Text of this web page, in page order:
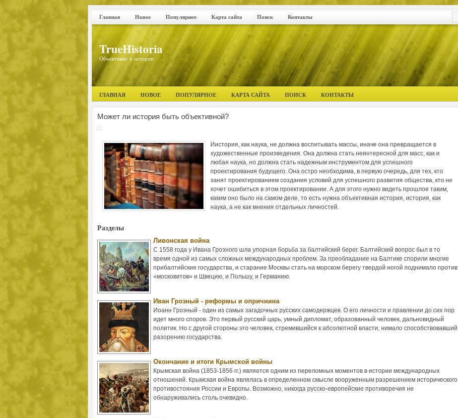
Главная Новое Популярное Карта сайта Поиск Контакты
TrueHistoria
Объективно о истории
ГЛАВНАЯ НОВОЕ ПОПУЛЯРНОЕ КАРТА САЙТА ПОИСК КОНТАКТЫ
Может ли история быть объективной?
Иистория, как наука, не должна воспитывать массы, иначе она превращается в
художественные произведения. Она должна стать неинтересной для масс, как и
любая наука, но должна стать надежным инструментом для успешного
проектирования будущего. Она остро необходима, в первую очередь, для тех, кто
занят проектированием создания условий для успешного развития общества, кто не
хочет ошибиться в этом проектировании. А для этого нужно видеть прошлое таким,
каким оно было на самом деле, то есть нужна объективная история, история, как
наука, а не как мнения отдельных личностей.
Разделы
Ливонская война
С 1558 года у Ивана Грозного шла упорная борьба за балтийский берег. Балтийский вопрос был в то
время одной из самых сложных международных проблем. За преобладание на Балтике спорили многие
прибалтийские государства, и старание Москвы стать на морском берегу твердой ногой поднимало против
«московитов» и Швецию, и Польшу, и Германию.
Иван Грозный - реформы и опричнина
Иоанн Грозный - один из самых загадочных русских самодержцев. О его личности и правлении до сих пор
идет много споров. Это первый русский царь, умный дипломат, образованный человек, дальновидный
политик. Но с другой стороны это человек, стремившийся к абсолютной власти, нимало способствовавший
разорению государства.
Окончание и итоги Крымской войны
Крымская война (1853-1856 гг.) является одним из переломных моментов в истории международных
отношений. Крымская война являлась в определенном смысле вооруженным разрешением исторического
противостояния России и Европы. Возможно, никогда русско-европейские противоречия не
обнаруживались столь очевидно.